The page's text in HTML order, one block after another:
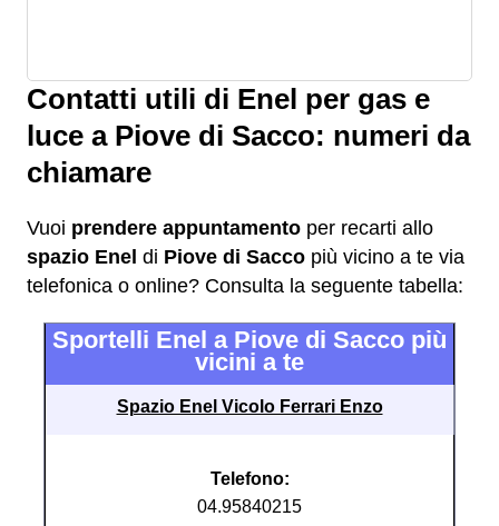
Contatti utili di Enel per gas e
luce a Piove di Sacco: numeri da
chiamare
Vuoi prendere appuntamento per recarti allo
spazio Enel di Piove di Sacco più vicino a te via
telefonica o online? Consulta la seguente tabella:
Sportelli Enel a Piove di Sacco più
vicini a te
Spazio Enel Vicolo Ferrari Enzo
Telefono:
04.95840215